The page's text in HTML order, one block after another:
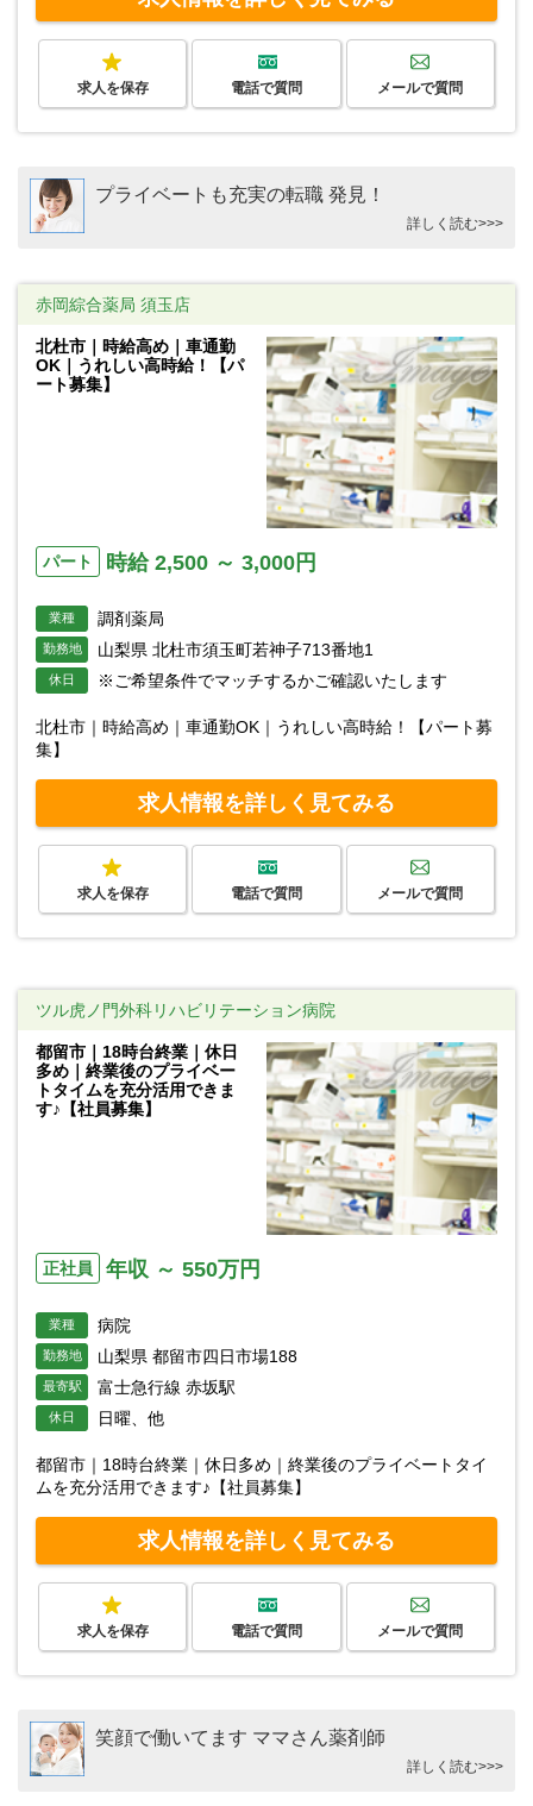
求人を保存 電話で質問 メールで質問
プライベートも充実の転職 発見！
詳しく読む>>>
赤岡綜合薬局 須玉店
北杜市｜時給高め｜車通勤
OK｜うれしい高時給！【パ
ート募集】
パート 時給 2,500 ～ 3,000円
業種 調剤薬局
勤務地 山梨県 北杜市須玉町若神子713番地1
休日 ※ご希望条件でマッチするかご確認いたします
北杜市｜時給高め｜車通勤OK｜うれしい高時給！【パート募
集】
求人情報を詳しく見てみる
求人を保存 電話で質問 メールで質問
ツル虎ノ門外科リハビリテーション病院
都留市｜18時台終業｜休日
多め｜終業後のプライベー
トタイムを充分活用できま
す♪【社員募集】
正社員 年収 ～ 550万円
業種 病院
勤務地 山梨県 都留市四日市場188
最寄駅 富士急行線 赤坂駅
休日 日曜、他
都留市｜18時台終業｜休日多め｜終業後のプライベートタイ
ムを充分活用できます♪【社員募集】
求人情報を詳しく見てみる
求人を保存 電話で質問 メールで質問
笑顔で働いてます ママさん薬剤師
詳しく読む>>>